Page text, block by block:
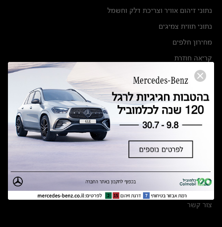
נתוני זיהום אוויר וצריכת דלק וחשמל
נתוני תווית צמיגים
מחירון חלפים
קריאה חוזרת
הודעה על הטבות לרכבי מרצדס בהסדר פשרה בתצ 56447-02-19
תקנון ימי מכירות 120 לכלמוביל
מצאו אותנו
אולמות תצוגה
מרכזי שירות
צור קשר